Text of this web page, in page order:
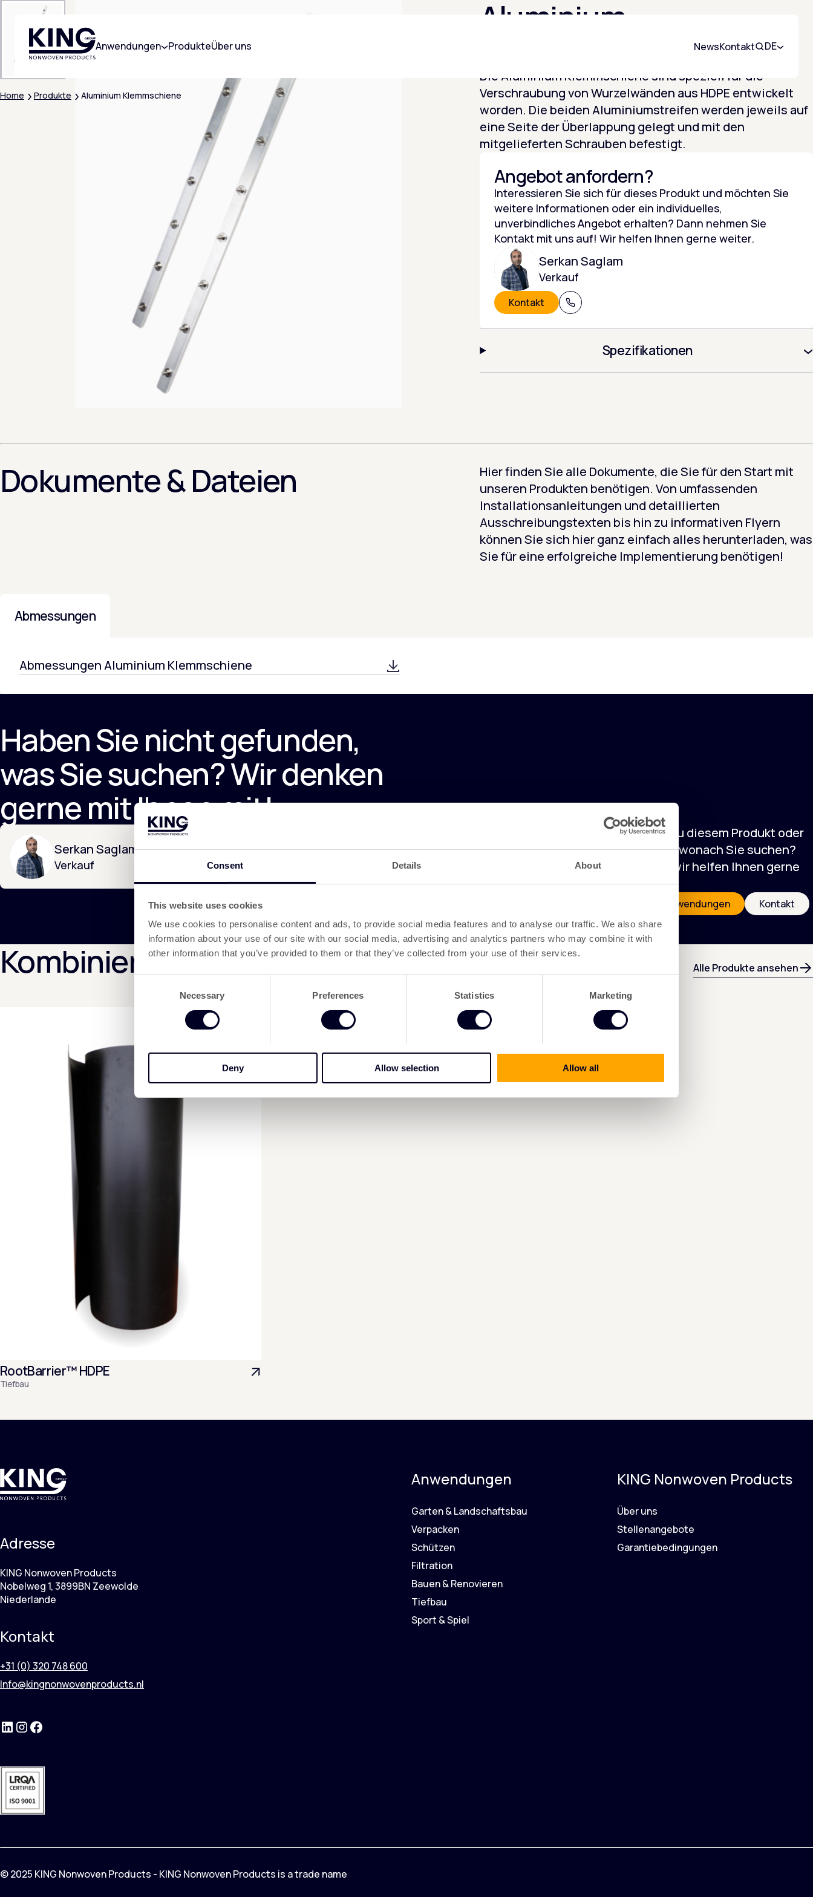
Consent Details About
This website uses cookies
We use cookies to personalise content and ads, to provide social media features and to analyse our traffic. We also share
information about your use of our site with our social media, advertising and analytics partners who may combine it with
other information that you’ve provided to them or that they’ve collected from your use of their services.
Necessary Preferences Statistics Marketing
Deny Allow selection Allow all
KING Group Logo - Startseite
Anwendungen ProdukteÜber uns NewsKontaktSuchen
DE
Home Produkte Aluminium Klemmschiene
Aluminium
Die Aluminium Klemmschiene sind speziell für die
Verschraubung von Wurzelwänden aus HDPE entwickelt
worden. Die beiden Aluminiumstreifen werden jeweils auf
eine Seite der Überlappung gelegt und mit den
mitgelieferten Schrauben befestigt.
Angebot anfordern?
Interessieren Sie sich für dieses Produkt und möchten Sie
weitere Informationen oder ein individuelles,
unverbindliches Angebot erhalten? Dann nehmen Sie
Kontakt mit uns auf! Wir helfen Ihnen gerne weiter.
Serkan Saglam
Verkauf
Kontakt +31 (0) 320 215 805
Spezifikationen
Dokumente & Dateien
Hier finden Sie alle Dokumente, die Sie für den Start mit
unseren Produkten benötigen. Von umfassenden
Installationsanleitungen und detaillierten
Ausschreibungstexten bis hin zu informativen Flyern
können Sie sich hier ganz einfach alles herunterladen, was
Sie für eine erfolgreiche Implementierung benötigen!
Abmessungen
Abmessungen Aluminium Klemmschiene
Haben Sie nicht gefunden,
was Sie suchen? Wir denken
gerne mit Ihnen mit!
Serkan Saglam
Verkauf
Haben Sie eine Frage zu diesem Produkt oder
ist es nicht genau das, wonach Sie suchen?
Kontaktieren Sie uns, wir helfen Ihnen gerne
weiter!
Entdecken Sie unsere Anwendungen Kontakt
Kombinierbar mit: Alle Produkte ansehen
RootBarrier™ HDPE
Tiefbau
Adresse
KING Nonwoven Products
Nobelweg 1, 3899BN Zeewolde
Niederlande
Kontakt
+31 (0) 320 748 600
Info@kingnonwovenproducts.nl
LinkedInInstagram
Anwendungen
Garten & Landschaftsbau
Verpacken
Schützen
Filtration
Bauen & Renovieren
Tiefbau
Sport & Spiel
KING Nonwoven Products
Über uns
Stellenangebote
Garantiebedingungen
© 2025 KING Nonwoven Products - KING Nonwoven Products is a trade name